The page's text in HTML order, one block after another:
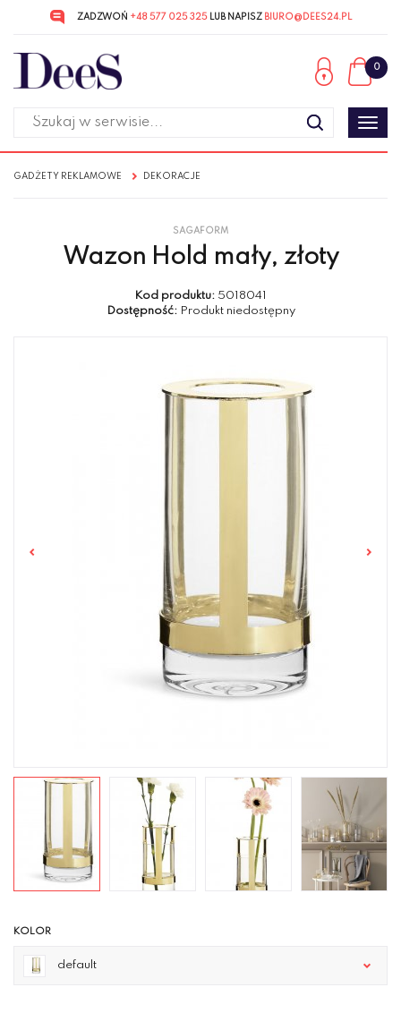
do menu
głównego
do
menu
w
ZADZWOŃ +48 577 025 325LUB NAPISZ BIURO@DEES24.PL
0
GADŻETY REKLAMOWE DEKORACJE
SAGAFORM
Wazon Hold mały, złoty
Kod produktu: 5018041
Dostępność: Produkt niedostępny
KOLOR
default